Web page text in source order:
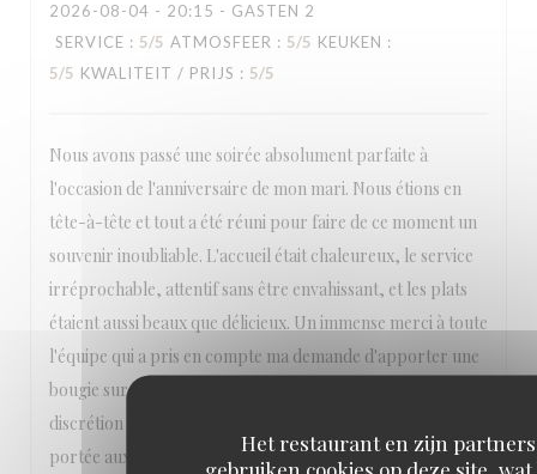
Het restaurant en zijn partners
gebruiken cookies op deze site,
2026-08-04 - 20:15 - GASTEN 2
SERVICE : 5/5 ATMOSFEER : 5/5 KEUKEN :
5/5 KWALITEIT / PRIJS : 5/5
Nous avons passé une soirée absolument parfaite à
l'occasion de l'anniversaire de mon mari. Nous étions en
tête-à-tête et tout a été réuni pour faire de ce moment un
souvenir inoubliable. L'accueil était chaleureux, le service
irréprochable, attentif sans être envahissant, et les plats
étaient aussi beaux que délicieux. Un immense merci à toute
l'équipe qui a pris en compte ma demande d'apporter une
bougie sur le dessert. Tout a été fait avec beaucoup de
discrétion et d'élégance. Ce souci du détail et cette attention
portée aux clients font vraiment la différence. Nous nous